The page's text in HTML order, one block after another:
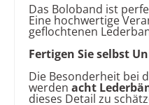
Das Boloband ist
Eine hochwertige
geflochtenen
Fertigen Sie selbst
Die Besonderheit bei
werden acht
dieses Detail zu